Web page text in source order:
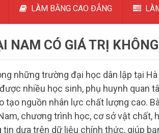
LÀM BẰNG CAO ĐẲNG
NAM CÓ GIÁ TRỊ
những trường đại học dân lập tại
nhiều học sinh, phụ huynh quan
tạo nguồn nhân lực chất lượng cao.
chương trình học, cơ sở vật chất,
dựa trên dữ liệu chính thức, giúp